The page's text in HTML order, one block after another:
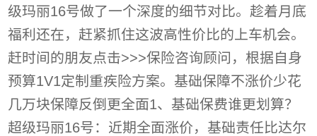
级玛丽16号做了一个深度的细节对比。趁着月底
福利还在，赶紧抓住这波高性价比的上车机会。
赶时间的朋友点击>>>保险咨询顾问，根据自身
预算1V1定制重疾险方案。基础保障不涨价少花
几万块保障反倒更全面1、基础保费谁更划算？
超级玛丽16号：近期全面涨价，基础责任比达尔